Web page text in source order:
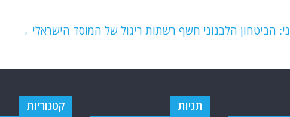
הביטחון הלבנוני חשף רשתות ריגול של המוסד הישראלי →
תגיות קטגוריות